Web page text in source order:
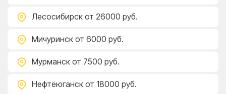
Лесосибирск от 26000 руб.
Мичуринск от 6000 руб.
Мурманск от 7500 руб.
Нефтеюганск от 18000 руб.